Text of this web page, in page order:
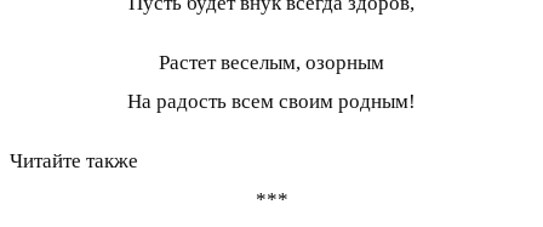
Растет веселым, озорным
На радость всем своим родным!
Читайте также
***